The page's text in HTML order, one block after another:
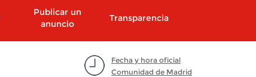
Publicar un
anuncio
Transparencia
Fecha y hora oficial
Comunidad de Madrid